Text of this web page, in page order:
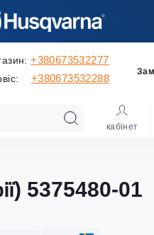
+380673532277
+380673532288
кабінет
5375480-01